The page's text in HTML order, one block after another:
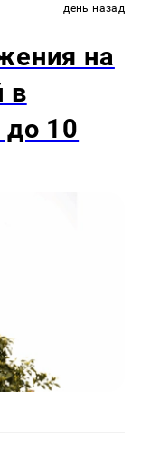
день назад
на
в
10